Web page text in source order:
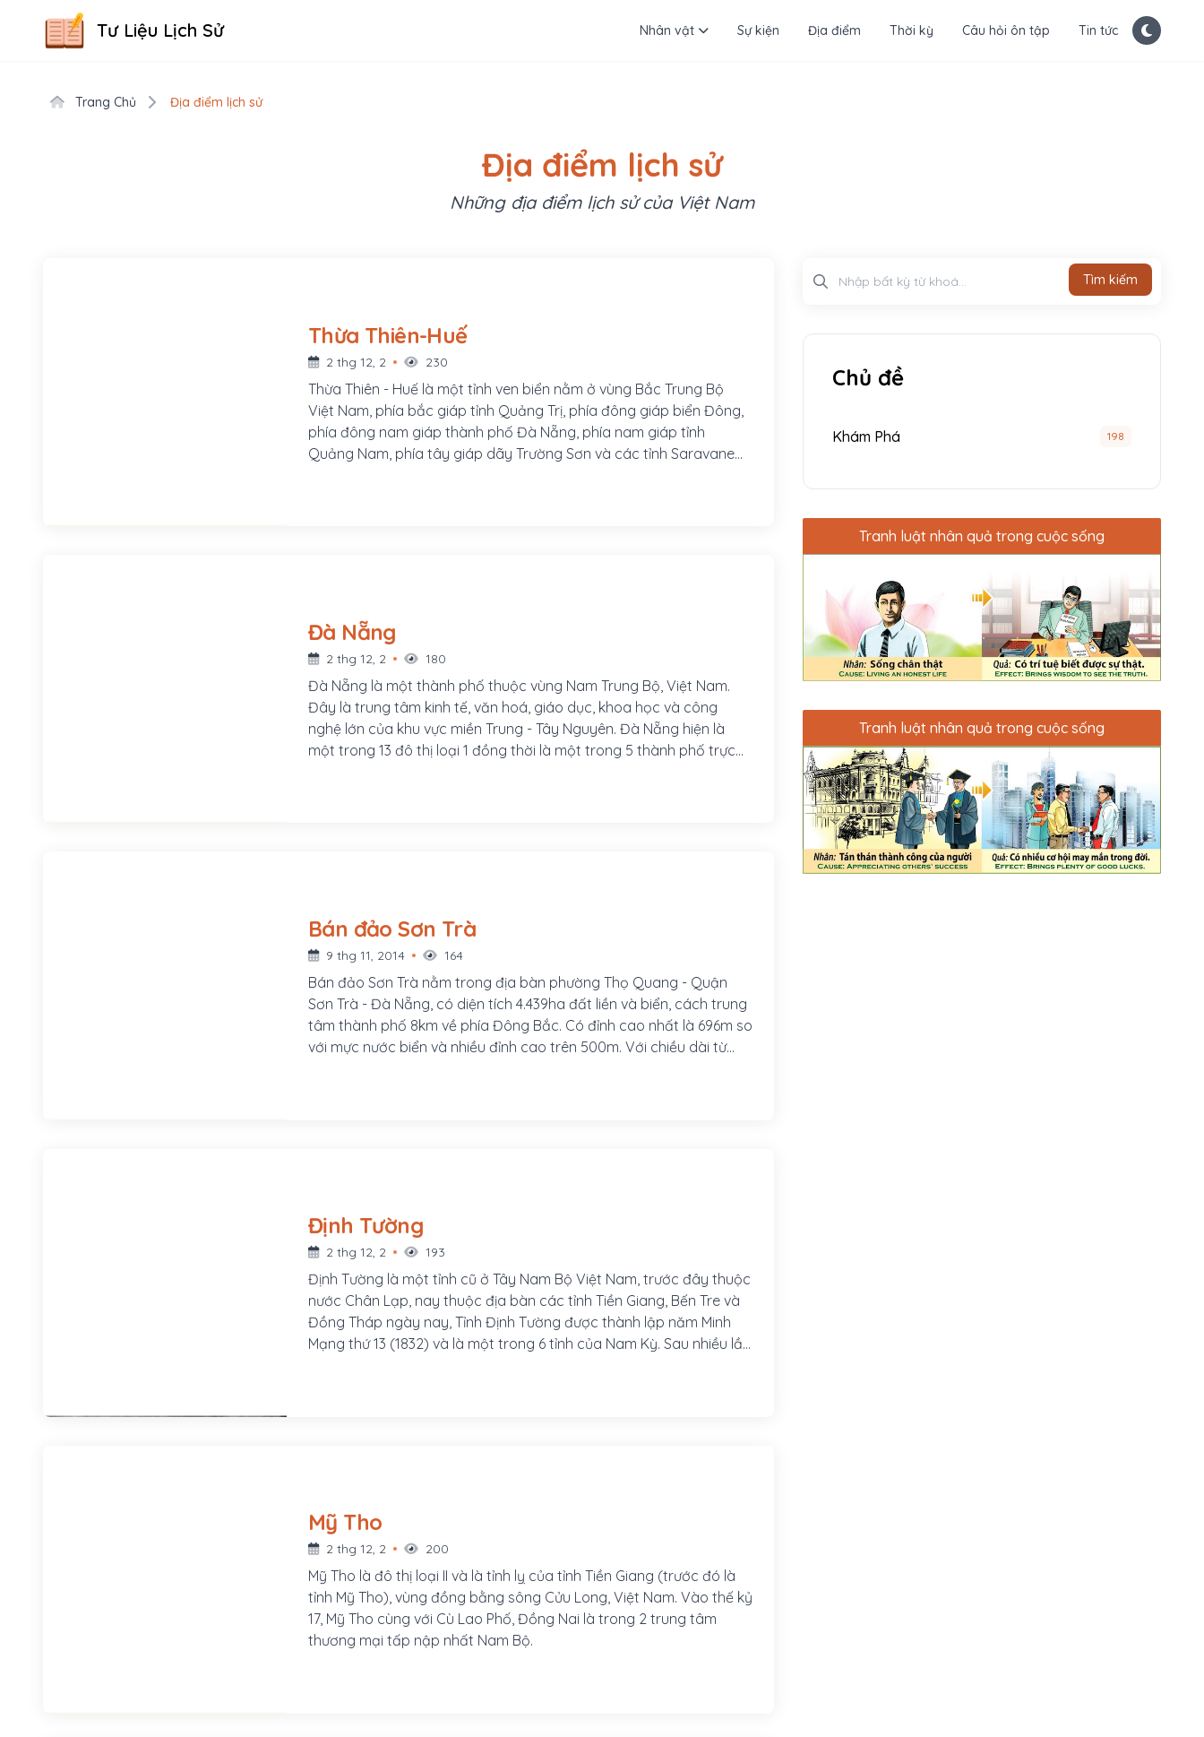
Tư Liệu Lịch Sử Nhân vật Sự kiện Địa điểm Thời kỳ Câu hỏi ôn tập Tin tức
Trang Chủ Địa điểm lịch sử
Địa điểm lịch sử
Những địa điểm lịch sử của Việt Nam
Thừa Thiên-Huế
2 thg 12, 2 230
Thừa Thiên - Huế là một tỉnh ven biển nằm ở vùng Bắc Trung Bộ
Việt Nam, phía bắc giáp tỉnh Quảng Trị, phía đông giáp biển Đông,
phía đông nam giáp thành phố Đà Nẵng, phía nam giáp tỉnh
Quảng Nam, phía tây giáp dãy Trường Sơn và các tỉnh Saravane
Đà Nẵng
2 thg 12, 2 180
Đà Nẵng là một thành phố thuộc vùng Nam Trung Bộ, Việt Nam.
Đây là trung tâm kinh tế, văn hoá, giáo dục, khoa học và công
nghệ lớn của khu vực miền Trung - Tây Nguyên. Đà Nẵng hiện là
một trong 13 đô thị loại 1 đồng thời là một trong 5 thành phố trực
Bán đảo Sơn Trà
9 thg 11, 2014 164
Bán đảo Sơn Trà nằm trong địa bàn phường Thọ Quang - Quận
Sơn Trà - Đà Nẵng, có diện tích 4.439ha đất liền và biển, cách trung
tâm thành phố 8km về phía Đông Bắc. Có đỉnh cao nhất là 696m so
với mực nước biển và nhiều đỉnh cao trên 500m. Với chiều dài từ
dãy đất chạy từ đất liền ra đảo. Bán đảo Sơn Trà hình thành từ đó.
Định Tường
2 thg 12, 2 193
Định Tường là một tỉnh cũ ở Tây Nam Bộ Việt Nam, trước đây thuộc
nước Chân Lạp, nay thuộc địa bàn các tỉnh Tiền Giang, Bến Tre và
Đồng Tháp ngày nay, Tỉnh Định Tường được thành lập năm Minh
Mạng thứ 13 (1832) và là một trong 6 tỉnh của Nam Kỳ. Sau nhiều lần
Mỹ Tho
2 thg 12, 2 200
Mỹ Tho là đô thị loại II và là tỉnh lỵ của tỉnh Tiền Giang (trước đó là
tỉnh Mỹ Tho), vùng đồng bằng sông Cửu Long, Việt Nam. Vào thế kỷ
17, Mỹ Tho cùng với Cù Lao Phố, Đồng Nai là trong 2 trung tâm
thương mại tấp nập nhất Nam Bộ.
Tìm kiếm
Chủ đề
Khám Phá 198
Tranh luật nhân quả trong cuộc sống
Tranh luật nhân quả trong cuộc sống